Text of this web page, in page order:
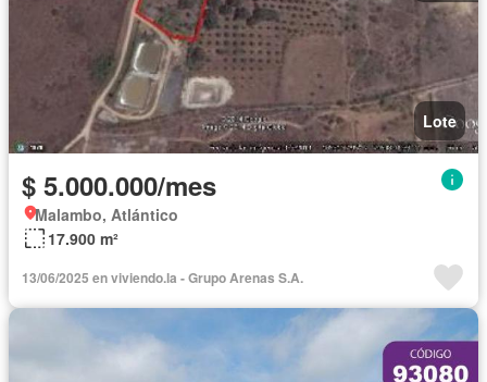
Lote
$ 5.000.000/mes
Malambo, Atlántico
17.900 m²
13/06/2025 en viviendo.la - Grupo Arenas S.A.